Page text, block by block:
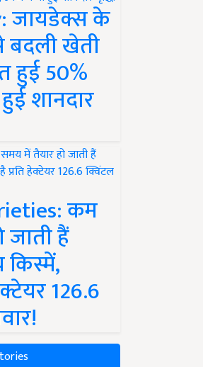
जायडेक्स के
बदली खेती
हुई 50%
शानदार
कम
हैं
किस्में,
126.6